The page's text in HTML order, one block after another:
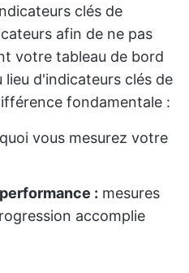
clés de
afin de ne pas
votre tableau de bord
lieu d'indicateurs clés de
fondamentale :
vous mesurez votre
: mesures
accomplie